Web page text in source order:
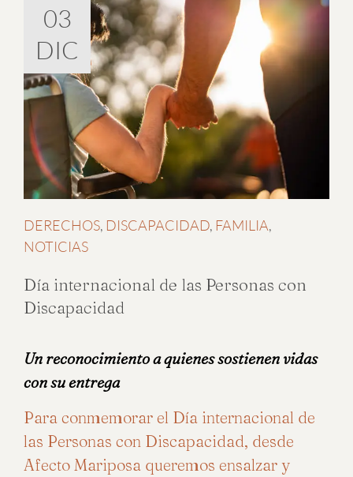
03
DIC
DERECHOS, DISCAPACIDAD, FAMILIA,
NOTICIAS
Día internacional de las Personas con
Discapacidad
Un reconocimiento a quienes sostienen vidas
con su entrega
Para conmemorar el Día internacional de
las Personas con Discapacidad, desde
Afecto Mariposa queremos ensalzar y